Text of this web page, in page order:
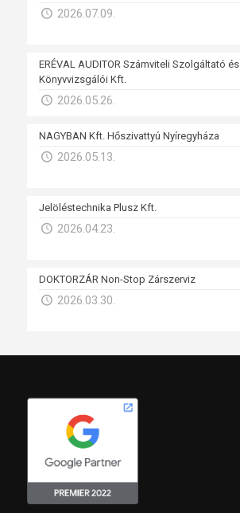
2026.07.09.
ERÉVAL AUDITOR Számviteli Szolgáltató és
Könyvvizsgálói Kft.
2026.05.26.
NAGYBAN Kft. Hőszivattyú Nyíregyháza
2026.05.13.
Jelöléstechnika Plusz Kft.
2026.04.23.
DOKTORZÁR Non-Stop Zárszerviz
2026.03.30.